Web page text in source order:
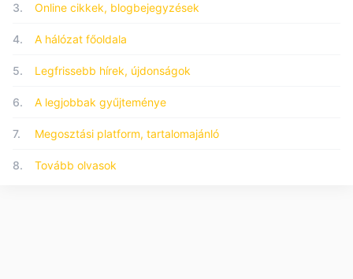
3. Online cikkek, blogbejegyzések
4. A hálózat főoldala
5. Legfrissebb hírek, újdonságok
6. A legjobbak gyűjteménye
7. Megosztási platform, tartalomajánló
8. Tovább olvasok